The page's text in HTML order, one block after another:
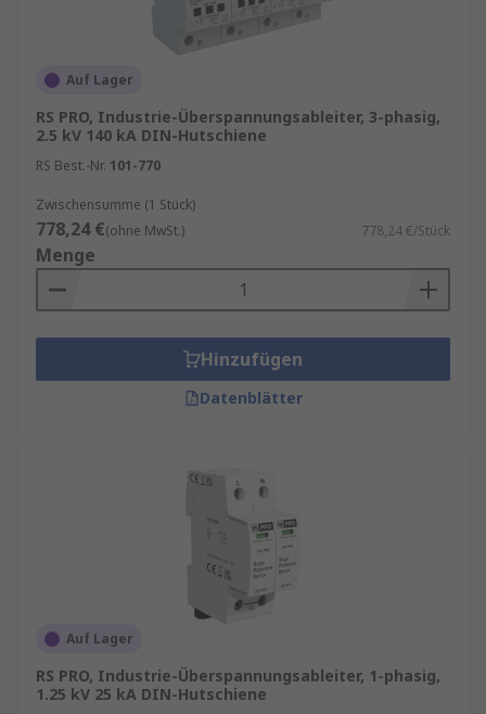
Auf Lager
RS PRO, Industrie-Überspannungsableiter, 3-phasig,
2.5 kV 140 kA DIN-Hutschiene
RS Best.-Nr. 101-770
Zwischensumme (1 Stück)
778,24 €(ohne MwSt.) 778,24 €/Stück
Menge
Hinzufügen
Datenblätter
Auf Lager
RS PRO, Industrie-Überspannungsableiter, 1-phasig,
1.25 kV 25 kA DIN-Hutschiene